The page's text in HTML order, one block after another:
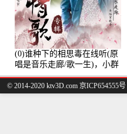
(0)谁种下的相思毒在线听(原
唱是音乐走廊/歌一生)，小群
演唱点播:8975次
© 2014-2020 ktv3D.com 京ICP654555号 |